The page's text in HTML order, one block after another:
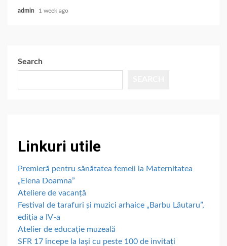
admin 1 week ago
Search
Linkuri utile
Premieră pentru sănătatea femeii la Maternitatea
„Elena Doamna”
Ateliere de vacanță
Festival de tarafuri și muzici arhaice „Barbu Lăutaru”,
ediția a IV-a
Atelier de educație muzeală
SFR 17 începe la Iași cu peste 100 de invitați